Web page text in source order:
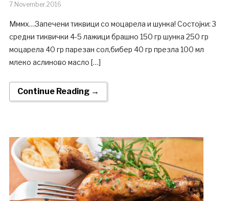
7.November.2016
Мммх…Запечени тиквици со моцарела и шунка! Состојки: 3
средни тиквички 4-5 лажици брашно 150 гр шунка 250 гр
моцарела 40 гр парезан сол,бибер 40 гр презла 100 мл
млеко аслиново масло […]
Continue Reading →